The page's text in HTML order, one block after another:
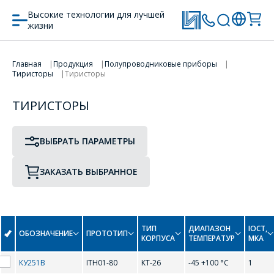
Высокие технологии для лучшей
жизни
Главная Продукция
Полупроводниковые приборы
Тиристоры
Тиристоры
ТИРИСТОРЫ
ВЫБРАТЬ ПАРАМЕТРЫ
ПРОТОТИП ТИП КОРПУСА
B
BT300-600R
ITH01-80
ЗАКАЗАТЬ ВЫБРАННОЕ
ПЕРЕЙТИ В КОРЗИНУ
ПРОДОЛЖИТЬ ПОКУПКИ
ОБОЗНАЧЕНИЕ ПРОТОТИП
ТИП
КОРПУСА
ДИАПАЗОН
ТЕМПЕРАТУР
IОСТ,
МКА
КУ251В ITH01-80 КТ-26 -45 +100 °С 1
ОФОРМИТЬ ЗАКАЗ